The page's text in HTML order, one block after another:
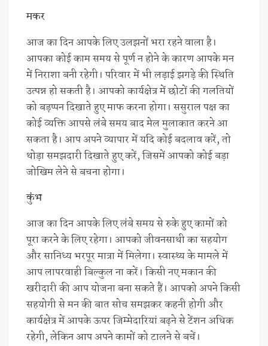
मकर
आज का दिन आपके लिए उलझनों भरा रहने वाला है।
आपका कोई काम समय से पूर्ण न होने के कारण आपके मन
में निराशा बनी रहेगी। परिवार में भी लड़ाई झगड़े की स्थिति
उत्पन्न हो सकती है। आपको कार्यक्षेत्र में छोटों की गलतियों
को बड़प्पन दिखाते हुए माफ करना होगा। ससुराल पक्ष का
कोई व्यक्ति आपसे लंबे समय बाद मेल मुलाकात करने आ
सकता है। आप अपने व्यापार में यदि कोई बदलाव करें, तो
थोड़ा समझदारी दिखाते हुए करें, जिसमें आपको कोई बड़ा
जोखिम लेने से बचना होगा।
कुंभ
आज का दिन आपके लिए लंबे समय से रुके हुए कामों को
पूरा करने के लिए रहेगा। आपको जीवनसाथी का सहयोग
और सानिध्य भरपूर मात्रा में मिलेगा। स्वास्थ्य के मामले में
आप लापरवाही बिल्कुल ना करें। किसी नए मकान की
खरीदारी की आप योजना बना सकते हैं। आपको अपने किसी
सहयोगी से मन की बात सोच समझकर कहनी होगी और
कार्यक्षेत्र में आपके ऊपर जिम्मेदारियां बढ़ने से टेंशन अधिक
रहेगी, लेकिन आप अपने कामों को टालने से बचें।